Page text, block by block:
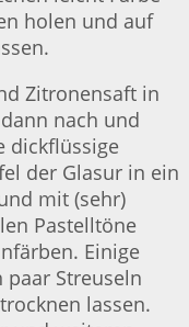
holen und auf
Zitronensaft in
nach und
dickflüssige
der Glasur in ein
mit (sehr)
Pastelltöne
Einige
Streuseln
lassen.